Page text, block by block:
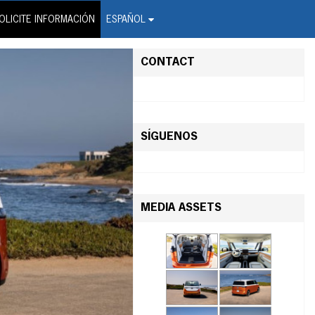
INFORMACIÓN ESPAÑOL
Wire Service
CONTACT
SÍGUENOS
MEDIA ASSETS